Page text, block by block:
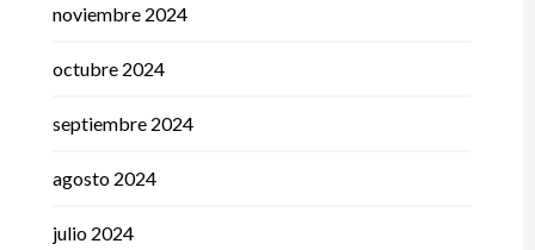
noviembre 2024
octubre 2024
septiembre 2024
agosto 2024
julio 2024